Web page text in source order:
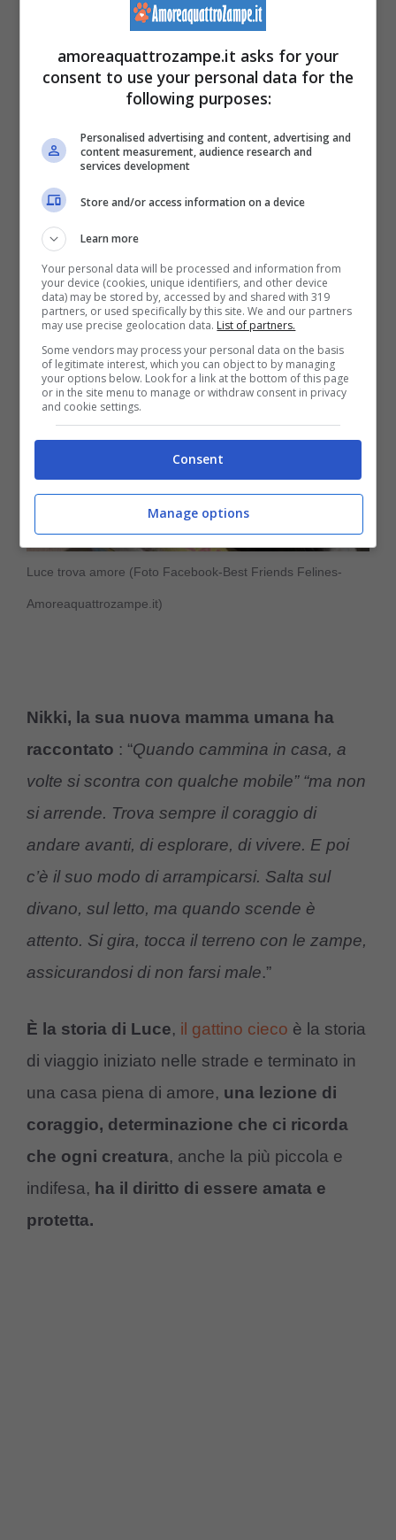
diventando una sorta di guida e riferimento,
nella sua nuova casa, Luce ha iniziato a
scoprire il mondo a modo suo, nonostante la
forza di volontà sorprendente e nonostante
la sia limitante condizione non si è
scoraggiato, infatti corre, gioca, trova cibo e
acqua senza problemi, e usa la lettiera con
precisione.
Luce trova amore (Foto Facebook-Best Friends Felines-
Amoreaquattrozampe.it)
Nikki, la sua nuova mamma umana ha
raccontato : “Quando cammina in casa, a
volte si scontra con qualche mobile” “ma non
si arrende. Trova sempre il coraggio di
andare avanti, di esplorare, di vivere. E poi
c’è il suo modo di arrampicarsi. Salta sul
divano, sul letto, ma quando scende è
attento. Si gira, tocca il terreno con le zampe,
assicurandosi di non farsi male.”
È la storia di Luce, il gattino cieco è la storia
di viaggio iniziato nelle strade e terminato in
una casa piena di amore, una lezione di
coraggio, determinazione che ci ricorda
che ogni creatura, anche la più piccola e
indifesa, ha il diritto di essere amata e
protetta.
amoreaquattrozampe.it asks for your
consent to use your personal data for the
following purposes:
Personalised advertising and content, advertising and
content measurement, audience research and
services development
Store and/or access information on a device
Learn more
Your personal data will be processed and information from
your device (cookies, unique identifiers, and other device
data) may be stored by, accessed by and shared with 319
partners, or used specifically by this site. We and our partners
may use precise geolocation data. List of partners.
Some vendors may process your personal data on the basis
of legitimate interest, which you can object to by managing
your options below. Look for a link at the bottom of this page
or in the site menu to manage or withdraw consent in privacy
and cookie settings.
Consent
Manage options